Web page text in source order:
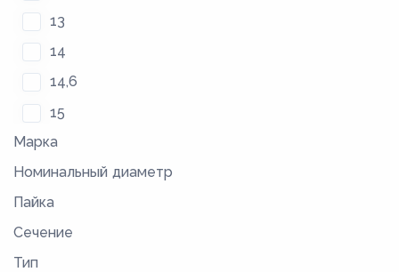
13
14
14,6
15
16
17
17,6
18,4
Марка
Номинальный диаметр
Пайка
Сечение
Тип